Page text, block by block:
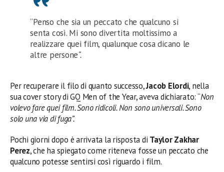
“Penso che sia un peccato che qualcuno si
senta così. Mi sono divertita moltissimo a
realizzare quei film, qualunque cosa dicano le
altre persone“.
Per recuperare il filo di quanto successo,Jacob Elordi, nella
sua cover story di GQ Men of the Year, aveva dichiarato: “Non
volevo fare quei film. Sono ridicoli. Non sono universali. Sono
solo una via di fuga”.
Pochi giorni dopo è arrivata la risposta di Taylor Zakhar
Perez, che ha spiegato come riteneva fosse un peccato che
qualcuno potesse sentirsi così riguardo i film.